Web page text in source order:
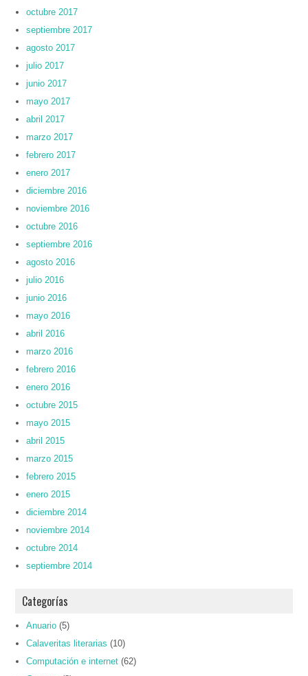
octubre 2017
septiembre 2017
agosto 2017
julio 2017
junio 2017
mayo 2017
abril 2017
marzo 2017
febrero 2017
enero 2017
diciembre 2016
noviembre 2016
octubre 2016
septiembre 2016
agosto 2016
julio 2016
junio 2016
mayo 2016
abril 2016
marzo 2016
febrero 2016
enero 2016
octubre 2015
mayo 2015
abril 2015
marzo 2015
febrero 2015
enero 2015
diciembre 2014
noviembre 2014
octubre 2014
septiembre 2014
Categorías
Anuario (5)
Calaveritas literarias (10)
Computación e internet (62)